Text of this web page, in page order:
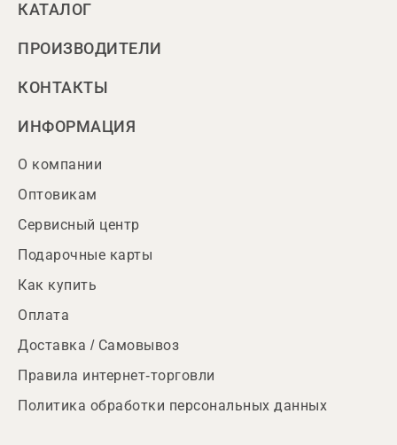
КАТАЛОГ
ПРОИЗВОДИТЕЛИ
КОНТАКТЫ
ИНФОРМАЦИЯ
О компании
Оптовикам
Сервисный центр
Подарочные карты
Как купить
Оплата
Доставка / Самовывоз
Правила интернет-торговли
Политика обработки персональных данных